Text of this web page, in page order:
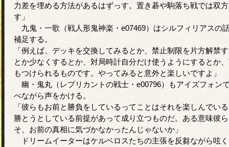
力差を埋める方法があるはずっす。置き碁や駒落ち戦では双
す」
九鬼・一歌（戦人形鬼神楽・e07469）はシルフィリアスの
補足する。
「例えば、デッキを交換してみるとか、禁止制限を片方解禁
とか少なくするとか、対局時計自分だけ使うようにするとか
もつけられるものです。やってみると意外と楽しいですよ」
幽・鬼丸（レプリカントの戦士・e00796）もアイズフォン
べながら声をかける。
「彼らもお前と勝負をしているってことはそれを楽しんでい
勝とうとしている前提があって成り立つものだ。ある意味彼
そ、お前の真相に気づかなかったんじゃないか」
ドリームイーターはケルベロスたちの主張を反芻ながら呟